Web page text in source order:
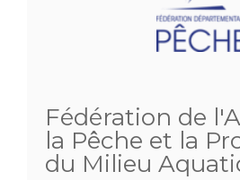
Fédération de
la Pêche et la
du Milieu